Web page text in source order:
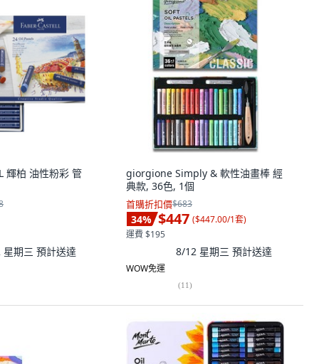
輝柏 油性粉彩 管
期三 預計送達
giorgione Simply & 軟性油畫棒 經
典款, 36色, 1個
首購折扣價$683
34% $447 ($447.00/1套)
運費 $195
8/12 星期三 預計送達
WOW免運
(11)